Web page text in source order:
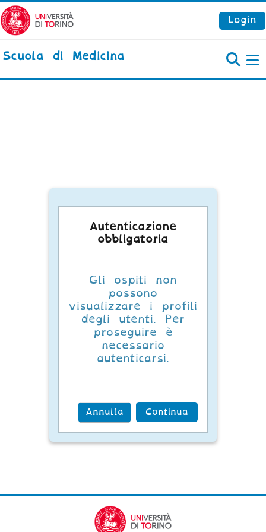
Vai al contenuto principale
Login
Scuola di Medicina
Autenticazione
obbligatoria
Gli ospiti non
possono
visualizzare i profili
degli utenti. Per
proseguire è
necessario
autenticarsi.
Annulla Continua